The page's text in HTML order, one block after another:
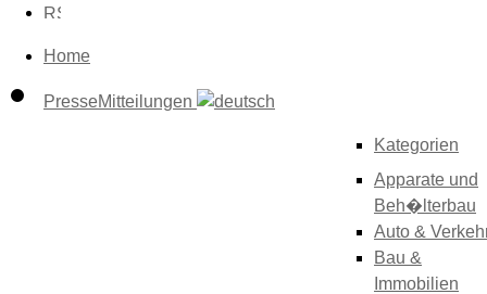
Home
PresseMitteilungen
Kategorien
Apparate und
Beh�lterbau
Auto &
Bau &
Immobilien